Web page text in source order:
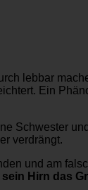
lebbar
Ein
Schwester
verdrängt.
und am
Hirn das